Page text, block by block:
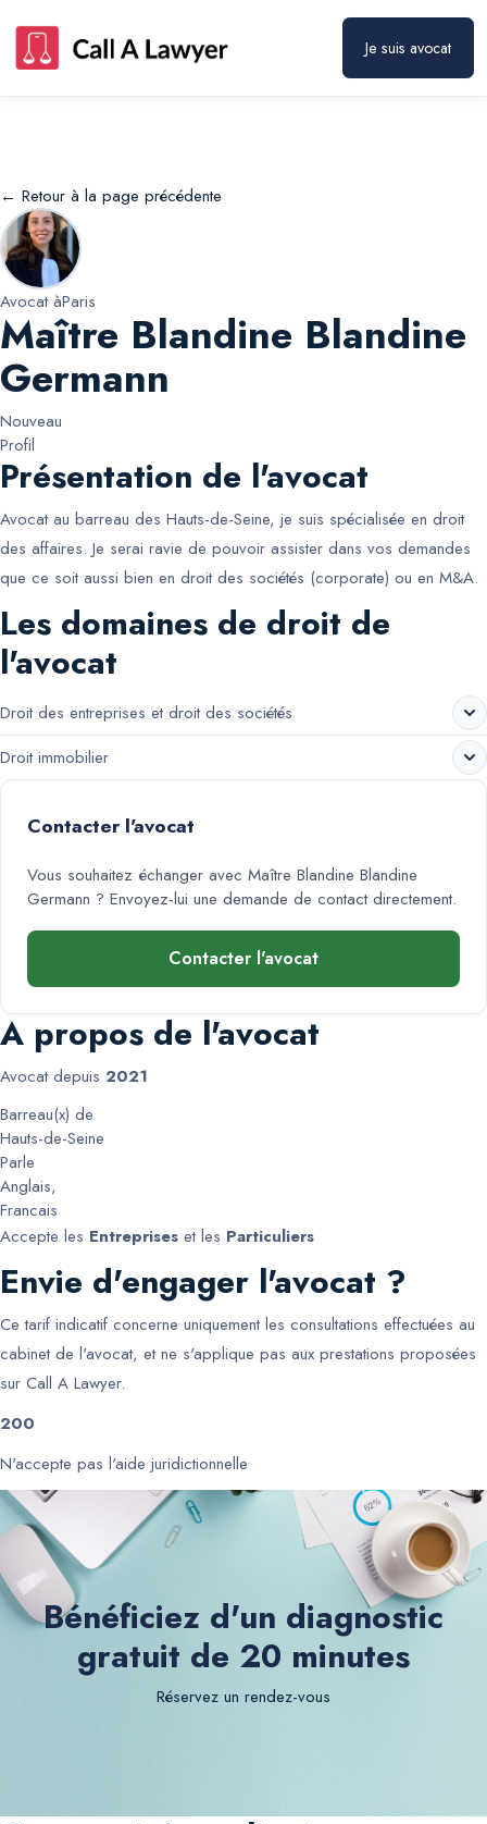
Je suis avocat
← Retour à la page précédente
Avocat àParis
Maître Blandine Blandine
Germann
Nouveau
Profil
Présentation de l'avocat
Avocat au barreau des Hauts-de-Seine, je suis spécialisée en droit
des affaires. Je serai ravie de pouvoir assister dans vos demandes
que ce soit aussi bien en droit des sociétés (corporate) ou en M&A.
Les domaines de droit de
l'avocat
Droit des entreprises et droit des sociétés
Droit immobilier
Contacter l'avocat
Vous souhaitez échanger avec Maître Blandine Blandine
Germann ? Envoyez-lui une demande de contact directement.
Contacter l'avocat
A propos de l'avocat
Avocat depuis 2021
Barreau(x) de
Hauts-de-Seine
Parle
Anglais,
Francais
Accepte les Entreprises et les Particuliers
Envie d'engager l'avocat ?
Ce tarif indicatif concerne uniquement les consultations effectuées au
cabinet de l'avocat, et ne s'applique pas aux prestations proposées
sur Call A Lawyer.
200
N'accepte pas l'aide juridictionnelle
Bénéficiez d'un diagnostic
gratuit de 20 minutes
Réservez un rendez-vous